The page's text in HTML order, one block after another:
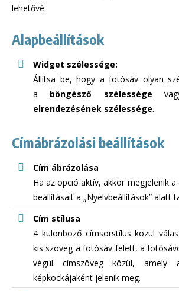
lehetővé:
Alapbeállítások
Widget szélessége:
Állítsa be, hogy a fotósáv olyan
a böngésző szélessége
elrendezésének szélessége.
Címábrázolási beállítások
Cím ábrázolása
Ha az opció aktív, akkor megjelenik
beállításait a „Nyelvbeállítások” alatt
Cím stílusa
4 különböző címsorstílus közül
kis szöveg a fotósáv felett, a
végül címszöveg közül, amely
képkockájaként jelenik meg.